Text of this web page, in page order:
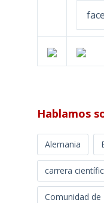
Hablamos
Alemania
carrera
Comunidad de